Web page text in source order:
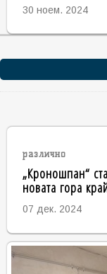
30 ноем. 2024
различно
„Кроношпан“
новата гора
07 дек. 2024